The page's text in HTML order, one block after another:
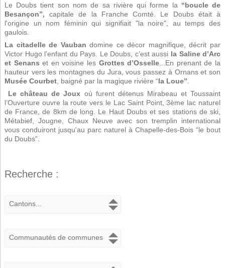
Le Doubs tient son nom de sa rivière qui forme la “boucle de
Besançon”, capitale de la Franche Comté. Le Doubs était à
l'origine un nom féminin qui signifiait "la noire", au temps des
gaulois.
La citadelle de Vauban domine ce décor magnifique, décrit par
Victor Hugo l’enfant du Pays. Le Doubs, c’est aussi la Saline d’Arc
et Senans et en voisine les Grottes d’Osselle ...En prenant de la
hauteur vers les montagnes du Jura, vous passez à Ornans et son
Musée Courbet, baigné par la magique rivière “la Loue”
Le château de Joux où furent détenus Mirabeau et Toussaint
l’Ouverture ouvre la route vers le Lac Saint Point, 3ème lac naturel
de France, de 8km de long. Le Haut Doubs et ses stations de ski,
Métabief, Jougne, Chaux Neuve avec son tremplin international
vous conduiront jusqu’au parc naturel à Chapelle-des-Bois “le bout
du Doubs”.
Recherche :